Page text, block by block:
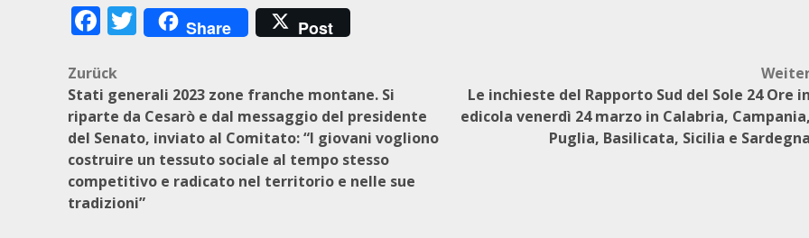
Facebook
Twitter
Share Post
Beitragsnavigation
Zurück
Stati generali 2023 zone franche montane. Si
riparte da Cesarò e dal messaggio del presidente
del Senato, inviato al Comitato: “I giovani vogliono
costruire un tessuto sociale al tempo stesso
competitivo e radicato nel territorio e nelle sue
tradizioni”
Le inchieste del Rapporto Sud del Sole 24 Ore
edicola venerdì 24 marzo in Calabria,
Puglia, Basilicata, Sicilia e